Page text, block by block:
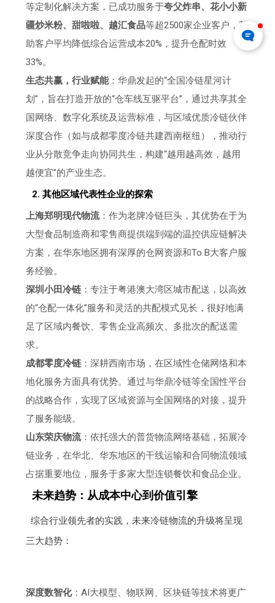
等定制化解决方案，已成功服务于夸父炸串、花小小新
疆炒米粉、甜啦啦、越汇食品等超2500家企业客户，帮
助客户平均降低综合运营成本20%，提升仓配时效
33%。
生态共赢，行业赋能：华鼎发起的“全国冷链星河计
划”，旨在打造开放的“仓车线互驱平台”，通过共享其全
国网络、数字化系统及运营标准，与区域优质冷链伙伴
深度合作（如与成都零度冷链共建西南枢纽），推动行
业从分散竞争走向协同共生，构建“越用越高效，越用
越便宜”的产业生态。
2. 其他区域代表性企业的探索
上海郑明现代物流：作为老牌冷链巨头，其优势在于为
大型食品制造商和零售商提供端到端的温控供应链解决
方案，在华东地区拥有深厚的仓网资源和To B大客户服
务经验。
深圳小田冷链 ：专注于粤港澳大湾区城市配送，以高效
的“仓配一体化”服务和灵活的共配模式见长，很好地满
足了区域内餐饮、零售企业高频次、多批次的配送需
求。
成都零度冷链 ：深耕西南市场，在区域性仓储网络和本
地化服务方面具有优势。通过与华鼎冷链等全国性平台
的战略合作，实现了区域资源与全国网络的对接，提升
了服务能级。
山东荣庆物流：依托强大的普货物流网络基础，拓展冷
链业务，在华北、华东地区的干线运输和合同物流领域
占据重要地位，服务于多家大型连锁餐饮和食品企业。
未来趋势：从成本中心到价值引擎
综合行业领先者的实践，未来冷链物流的升级将呈现
三大趋势：
深度数智化：AI大模型、物联网、区块链等技术将更广